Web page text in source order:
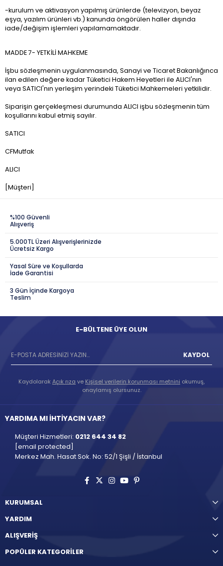
-kurulum ve aktivasyon yapılmış ürünlerde (televizyon, beyaz
eşya, yazılım ürünleri vb.) kanunda öngörülen haller dışında
iade/değişim işlemleri yapılamamaktadır.
MADDE 7- YETKİLİ MAHKEME
İşbu sözleşmenin uygulanmasında, Sanayi ve Ticaret Bakanlığınca
ilan edilen değere kadar Tüketici Hakem Heyetleri ile ALICI'nın
veya SATICI'nın yerleşim yerindeki Tüketici Mahkemeleri yetkilidir.
Siparişin gerçekleşmesi durumunda ALICI işbu sözleşmenin tüm
koşullarını kabul etmiş sayılır.
SATICI
CFMutfak
ALICI
[Müşteri]
%100 Güvenli
Alışveriş
5.000TL Üzeri Alışverişlerinizde
Ücretsiz Kargo
Yasal Süre ve Koşullarda
İade Garantisi
3 Gün İçinde Kargoya
Teslim
E-BÜLTENE ÜYE OLUN
KAYDOL
KaydolarakAçık rıza ve Kişisel verilerin korunması metnini okumuş,
onaylamış olursunuz.
YARDIMA MI İHTİYACIN VAR?
Müşteri Hizmetleri: 0212 644 34 82
[email protected]
Merkez Mah. Hasat Sok. No: 52/1 Şişli / İstanbul
KURUMSAL
YARDIM
ALIŞVERİŞ
POPÜLER KATEGORİLER